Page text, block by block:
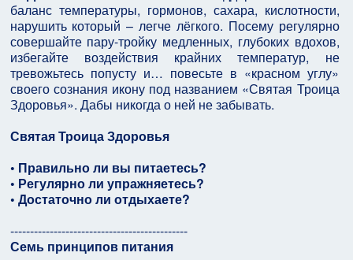
баланс температуры, гормонов, сахара, кислотности,
нарушить который – легче лёгкого. Посему регулярно
совершайте пару-тройку медленных, глубоких вдохов,
избегайте воздействия крайних температур, не
тревожьтесь попусту и… повесьте в «красном углу»
своего сознания икону под названием «Святая Троица
Здоровья». Дабы никогда о ней не забывать.
Святая Троица Здоровья
• Правильно ли вы питаетесь?
• Регулярно ли упражняетесь?
• Достаточно ли отдыхаете?
---------------------------------------------
Семь принципов питания